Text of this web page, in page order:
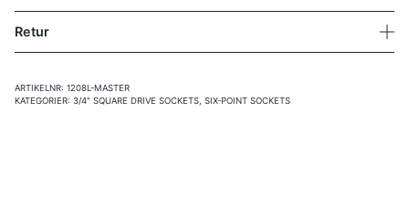
Retur
ARTIKELNR: 1208L-MASTER
KATEGORIER: 3/4" SQUARE DRIVE SOCKETS SIX-POINT SOCKETS